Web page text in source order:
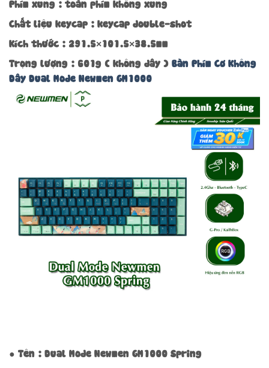
Phím xung : toàn phím không xung
Chất liệu keycap : keycap double-shot
Kích thước : 291.5×101.5×38.5mm
Trọng lượng : 601g ( không dây ) Bàn Phím Cơ Không
Dây Dual Mode Newmen GM1000
● Tên : Dual Mode Newmen GM1000 Spring